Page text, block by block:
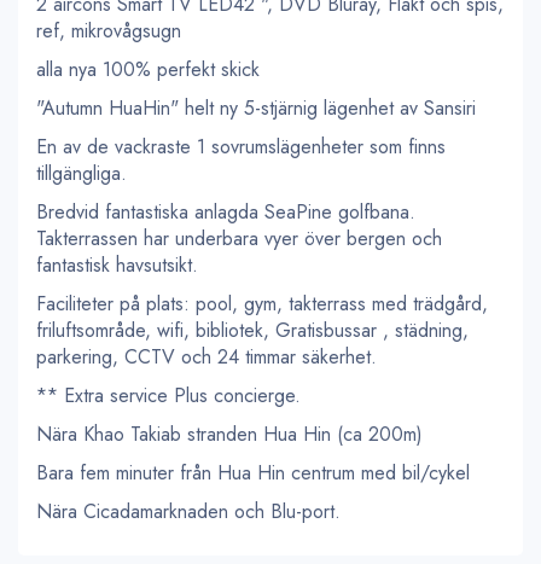
ref, mikrovågsugn
alla nya 100% perfekt skick
"Autumn HuaHin" helt ny 5-stjärnig lägenhet av Sansiri
En av de vackraste 1 sovrumslägenheter som finns
tillgängliga.
Bredvid fantastiska anlagda SeaPine golfbana.
Takterrassen har underbara vyer över bergen och
fantastisk havsutsikt.
Faciliteter på plats: pool, gym, takterrass med trädgård,
friluftsområde, wifi, bibliotek, Gratisbussar , städning,
parkering, CCTV och 24 timmar säkerhet.
** Extra service Plus concierge.
Nära Khao Takiab stranden Hua Hin (ca 200m)
Bara fem minuter från Hua Hin centrum med bil/cykel
Nära Cicadamarknaden och Blu-port.